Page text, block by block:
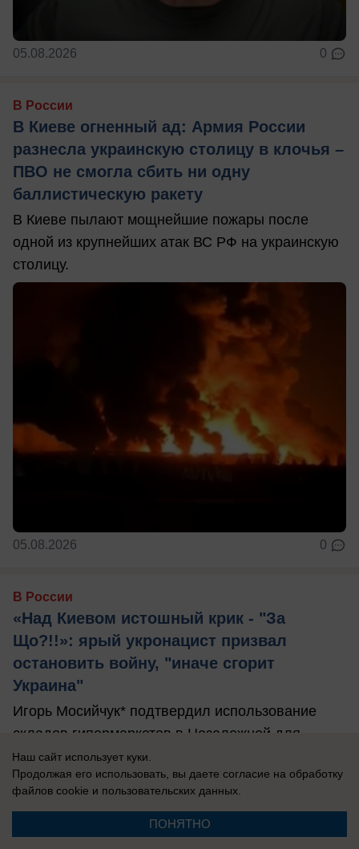
05.08.2026 0
В России
В Киеве огненный ад: Армия России
разнесла украинскую столицу в клочья –
ПВО не смогла сбить ни одну
баллистическую ракету
В Киеве пылают мощнейшие пожары после
одной из крупнейших атак ВС РФ на украинскую
столицу.
05.08.2026 0
В России
«Над Киевом истошный крик - "За
Що?!!»: ярый укронацист призвал
остановить войну, "иначе сгорит
Украина"
Игорь Мосийчук* подтвердил использование
складов гипермаркетов в Незалежной для
тайного хранения вооружений.
Наш сайт использует куки.
Продолжая его использовать, вы даете согласие на обработку
файлов cookie и пользовательских данных.
ПОНЯТНО